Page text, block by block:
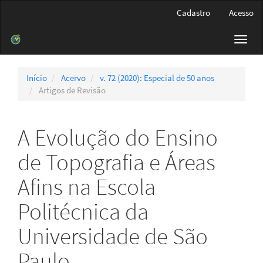
Barra
Cadastro Acesso
Início Acervo
v. 72 (2020): Especial de 50 anos
Artigos de Revisão
A Evolução do Ensino
de Topografia e Áreas
Afins na Escola
Politécnica da
Universidade de São